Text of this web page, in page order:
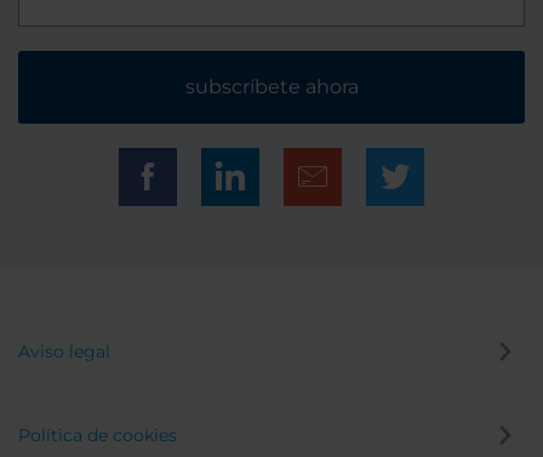
subscríbete ahora
Aviso legal
Política de cookies